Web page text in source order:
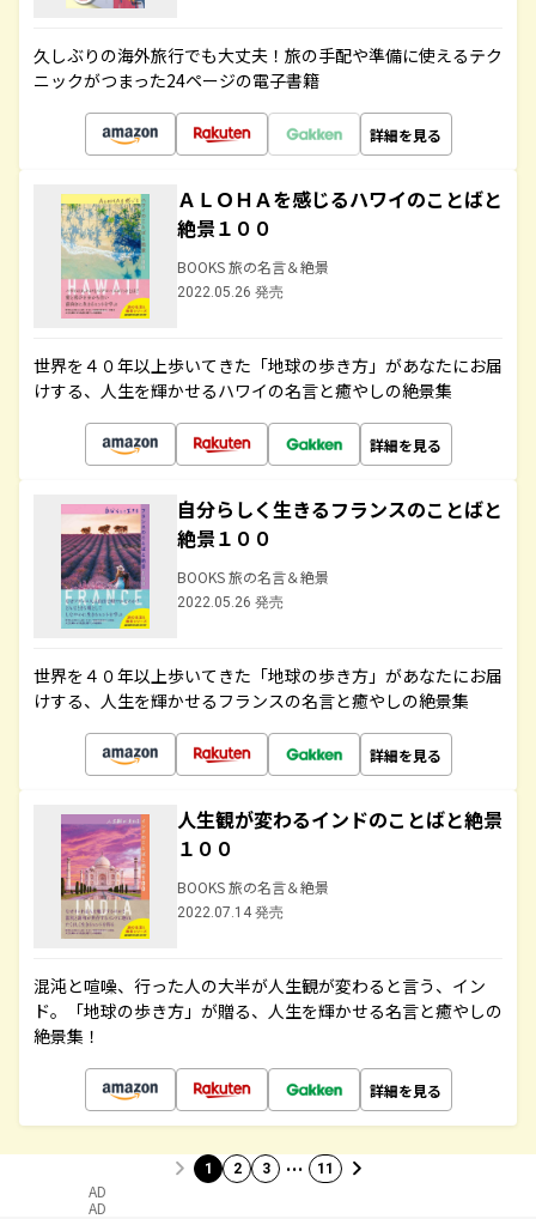
久しぶりの海外旅行でも大丈夫！旅の手配や準備に使えるテク
ニックがつまった24ページの電子書籍
詳細を見る
ＡＬＯＨＡを感じるハワイのことばと
絶景１００
BOOKS 旅の名言＆絶景
2022.05.26 発売
世界を４０年以上歩いてきた「地球の歩き方」があなたにお届
けする、人生を輝かせるハワイの名言と癒やしの絶景集
詳細を見る
自分らしく生きるフランスのことばと
絶景１００
BOOKS 旅の名言＆絶景
2022.05.26 発売
世界を４０年以上歩いてきた「地球の歩き方」があなたにお届
けする、人生を輝かせるフランスの名言と癒やしの絶景集
詳細を見る
人生観が変わるインドのことばと絶景
１００
BOOKS 旅の名言＆絶景
2022.07.14 発売
混沌と喧噪、行った人の大半が人生観が変わると言う、イン
ド。「地球の歩き方」が贈る、人生を輝かせる名言と癒やしの
絶景集！
詳細を見る
1 2 3 … 11
AD
AD